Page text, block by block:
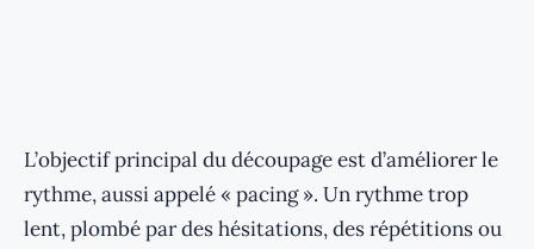
L’objectif principal du découpage est d’améliorer le
rythme, aussi appelé « pacing ». Un rythme trop
lent, plombé par des hésitations, des répétitions ou